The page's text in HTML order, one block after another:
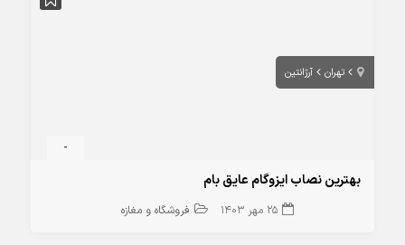
تهران آرژانتین
-
بهترین نصاب ایزوگام عایق بام
25 مهر 1403 فروشگاه و مغازه